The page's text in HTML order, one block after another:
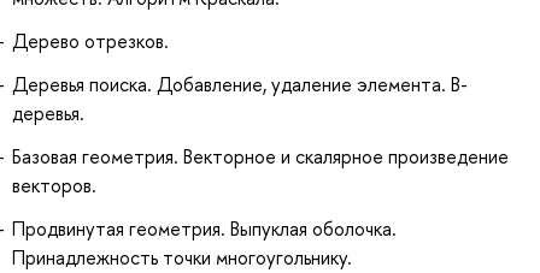
Дерево отрезков.
Деревья поиска. Добавление, удаление элемента. B-
деревья.
Базовая геометрия. Векторное и скалярное произведение
векторов.
Продвинутая геометрия. Выпуклая оболочка.
Принадлежность точки многоугольнику.